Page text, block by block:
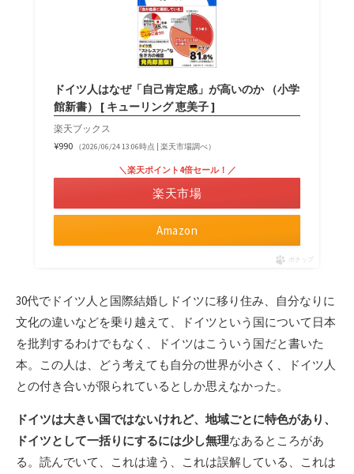
ドイツ人はなぜ「自己肯定感」が高いのか （小学
館新書） [ キューリング 恵美子 ]
楽天ブックス
¥990
（2026/06/24 13:06時点 | 楽天市場調べ）
Amazon
＼楽天ポイント4倍セール！／
楽天市場
ポチップ
30代でドイツ人と国際結婚しドイツに移り住み、自分なりに
文化の違いなどを乗り越えて、ドイツという国について日本
を批判するわけでもなく、ドイツはこういう国だと書いた
本。この人は、どう考えても自分の世界が小さく、ドイツ人
との付き合いが限られているとしか思えなかった。
ドイツは大きい国ではないけれど、地域ごとに特色があり、
ドイツとして一括りにするには少し無理なあるところがあ
る。読んでいて、これは違う、これは誤解している、これは